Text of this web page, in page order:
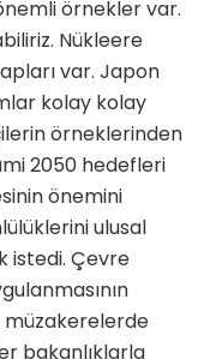
örnekler var.
Nükleere
var. Japon
kolay kolay
örneklerinden
2050 hedefleri
önemini
ulusal
istedi. Çevre
müzakerelerde
bakanlıklarla